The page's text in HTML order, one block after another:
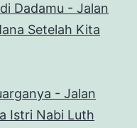
Dadamu - Jalan
Setelah Kita
- Jalan
Istri Nabi Luth